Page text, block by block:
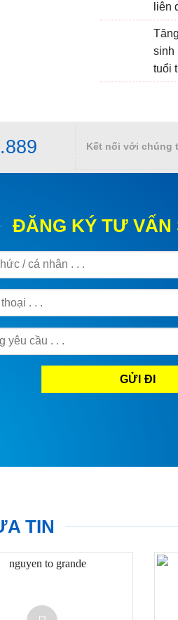
liên
sinh
tuổi
Kết nối với chúng
ĐĂNG KÝ TƯ VẤN
TIN